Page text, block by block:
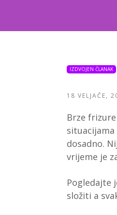
IZDVOJEN ČLANAK
18 VELJAČE,
Brze
dosadno.
vrijeme je
Pogledajte
složiti a